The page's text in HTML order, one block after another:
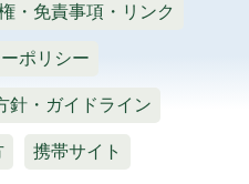
・免責事項・リンク
ポリシー
針・ガイドライン
携帯サイト